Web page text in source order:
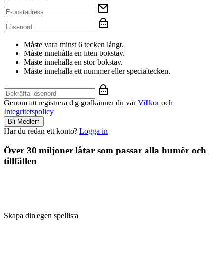
Måste vara minst 6 tecken långt.
Måste innehålla en liten bokstav.
Måste innehålla en stor bokstav.
Måste innehålla ett nummer eller specialtecken.
Genom att registrera dig godkänner du vår Villkor och
Integritetspolicy
Bli Medlem
Har du redan ett konto? Logga in
Över 30 miljoner låtar som passar alla humör och
tillfällen
Skapa din egen spellista